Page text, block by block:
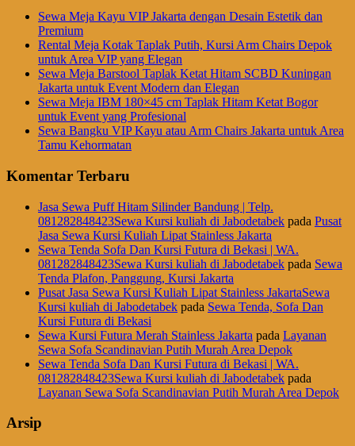
Sewa Meja Kayu VIP Jakarta dengan Desain Estetik dan
Premium
Rental Meja Kotak Taplak Putih, Kursi Arm Chairs Depok
untuk Area VIP yang Elegan
Sewa Meja Barstool Taplak Ketat Hitam SCBD Kuningan
Jakarta untuk Event Modern dan Elegan
Sewa Meja IBM 180×45 cm Taplak Hitam Ketat Bogor
untuk Event yang Profesional
Sewa Bangku VIP Kayu atau Arm Chairs Jakarta untuk Area
Tamu Kehormatan
Komentar Terbaru
Jasa Sewa Puff Hitam Silinder Bandung | Telp.
081282848423Sewa Kursi kuliah di Jabodetabek pada Pusat
Jasa Sewa Kursi Kuliah Lipat Stainless Jakarta
Sewa Tenda Sofa Dan Kursi Futura di Bekasi | WA.
081282848423Sewa Kursi kuliah di Jabodetabek pada Sewa
Tenda Plafon, Panggung, Kursi Jakarta
Pusat Jasa Sewa Kursi Kuliah Lipat Stainless JakartaSewa
Kursi kuliah di Jabodetabek pada Sewa Tenda, Sofa Dan
Kursi Futura di Bekasi
Sewa Kursi Futura Merah Stainless Jakarta pada Layanan
Sewa Sofa Scandinavian Putih Murah Area Depok
Sewa Tenda Sofa Dan Kursi Futura di Bekasi | WA.
081282848423Sewa Kursi kuliah di Jabodetabek pada
Layanan Sewa Sofa Scandinavian Putih Murah Area Depok
Arsip